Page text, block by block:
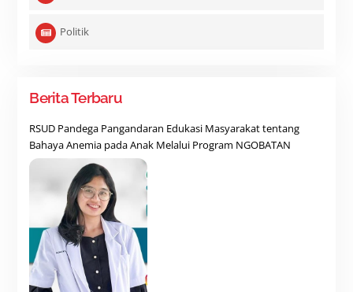
Politik
Berita Terbaru
RSUD Pandega Pangandaran Edukasi Masyarakat tentang
Bahaya Anemia pada Anak Melalui Program NGOBATAN